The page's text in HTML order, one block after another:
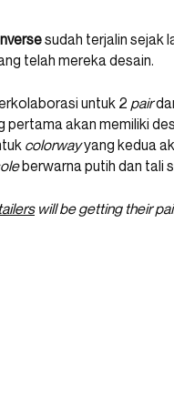
sudah terjalin sejak
telah mereka desain.
untuk 2 pair
pertama akan memiliki
colorwayyang kedua
berwarna putih dan tali
will be getting their